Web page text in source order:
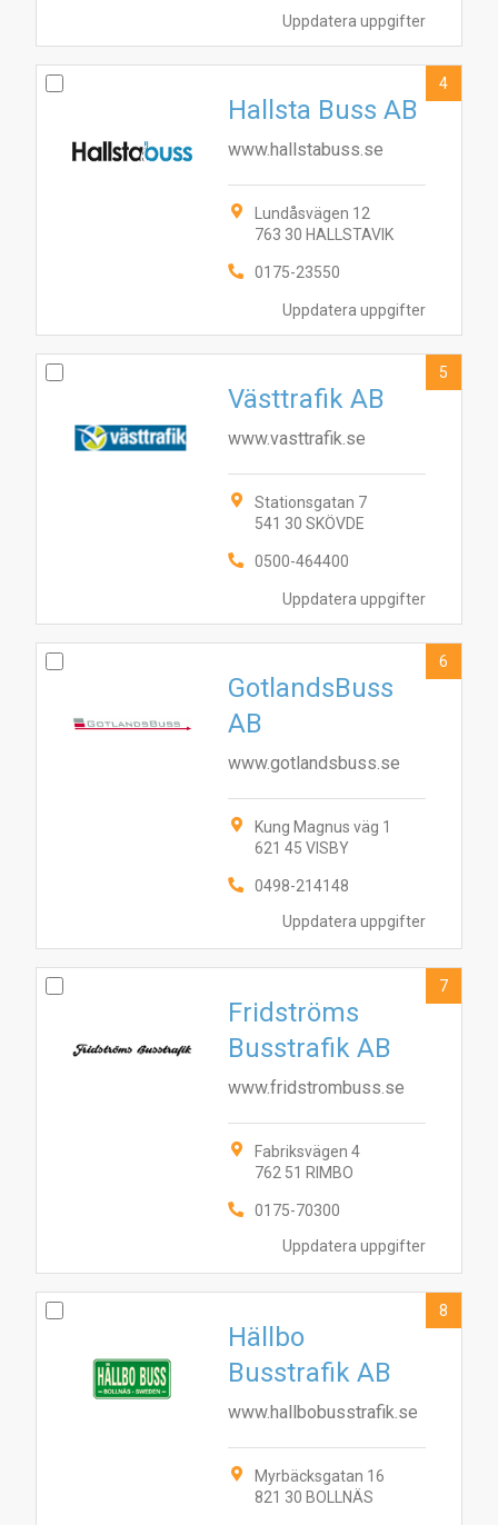
Uppdatera uppgifter
Uppdatera uppgifter
Hallsta Buss AB
www.hallstabuss.se
Lundåsvägen 12
763 30 HALLSTAVIK
0175-23550
4
Uppdatera uppgifter
Västtrafik AB
www.vasttrafik.se
Stationsgatan 7
541 30 SKÖVDE
0500-464400
5
Uppdatera uppgifter
GotlandsBuss
AB
www.gotlandsbuss.se
Kung Magnus väg 1
621 45 VISBY
0498-214148
6
Uppdatera uppgifter
Fridströms
Busstrafik AB
www.fridstrombuss.se
Fabriksvägen 4
762 51 RIMBO
0175-70300
7
Hällbo
Busstrafik AB
www.hallbobusstrafik.se
Myrbäcksgatan 16
821 30 BOLLNÄS
8
1
2
34
56789
10